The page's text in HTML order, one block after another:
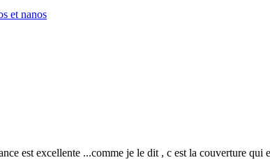
et nanos
est excellente ...comme je le dit , c est la couverture qui